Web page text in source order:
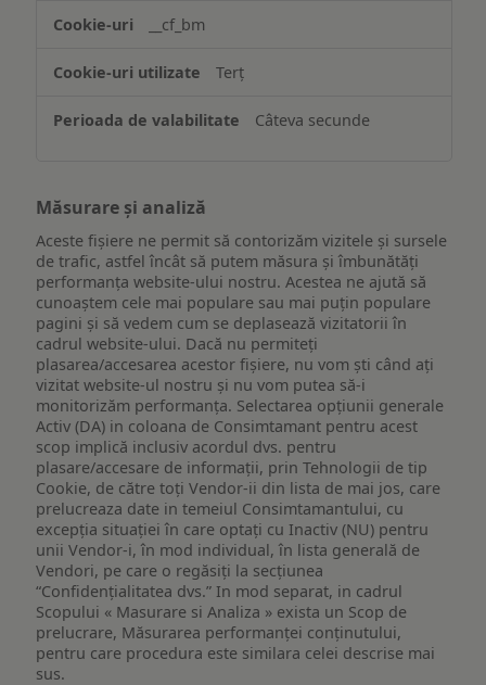
website-
ului
__cf_bm
Terț
Câteva secunde
Măsurare și analiză
Aceste fișiere ne permit să contorizăm vizitele și sursele
de trafic, astfel încât să putem măsura și îmbunătăți
performanța website-ului nostru. Acestea ne ajută să
cunoaștem cele mai populare sau mai puțin populare
pagini și să vedem cum se deplasează vizitatorii în
cadrul website-ului. Dacă nu permiteți
plasarea/accesarea acestor fișiere, nu vom ști când ați
vizitat website-ul nostru și nu vom putea să-i
monitorizăm performanța. Selectarea opțiunii generale
Activ (DA) in coloana de Consimtamant pentru acest
scop implică inclusiv acordul dvs. pentru
plasare/accesare de informații, prin Tehnologii de tip
Cookie, de către toți Vendor-ii din lista de mai jos, care
prelucreaza date in temeiul Consimtamantului, cu
excepția situației în care optați cu Inactiv (NU) pentru
unii Vendor-i, în mod individual, în lista generală de
Vendori, pe care o regăsiți la secțiunea
“Confidențialitatea dvs.” In mod separat, in cadrul
Scopului « Masurare si Analiza » exista un Scop de
prelucrare, Măsurarea performanței conținutului,
pentru care procedura este similara celei descrise mai
sus.